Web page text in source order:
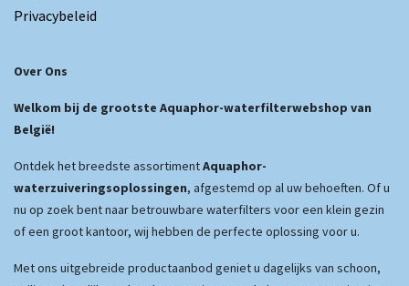
Privacybeleid
Over Ons
Welkom bij de grootste Aquaphor-waterfilterwebshop van
België!
Ontdek het breedste assortimentAquaphor-
waterzuiveringsoplossingen, afgestemd op al uw behoeften. Of u
nu op zoek bent naar betrouwbare waterfilters voor een klein gezin
of een groot kantoor, wij hebben de perfecte oplossing voor u.
Met ons uitgebreide productaanbod geniet u dagelijks van schoon,